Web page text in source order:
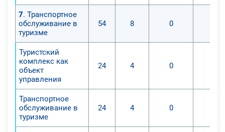
7. Транспортное
обслуживание в
туризме
54 8 0
Туристский
комплекс как
объект
управления
24 4 0
Транспортное
обслуживание в
туризме
24 4 0